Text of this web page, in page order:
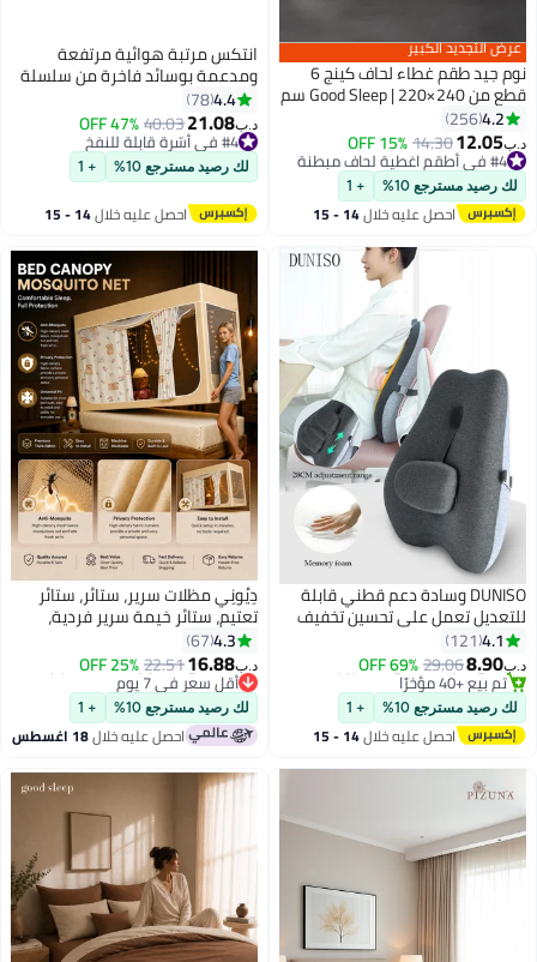
13
عرض التجديد الكبير
نوم جيد طقم غطاء لحاف كينج 6
قطع من Good Sleep | 220×240 سم
| رمادي مخطط | غطاء لحاف بسحاب
مع شرشف بمطاط و4 أكياس وسائد
| قماش فائق النعومة ومقاوم
للتجاعيد | صنع في دبي
4.2
256
د.ب‏12.05
14.30
15% OFF #4 في أطقم اغطية لحاف مبطنة
بتخلّص بسرعة
تم بيع +90 مؤخرًا
#4 في أطقم اغطية لحاف مبطنة
لك رصيد مسترجع 10% + 1
احصل عليه خلال 14 - 15
انتكس مرتبة هوائية مرتفعة
ومدعمة بوسائد فاخرة من سلسلة
سم combination متعدد الألوان
99x191x42سم
4.4
78
د.ب‏21.08
40.03
47% OFF
#4 في أسّرة قابلة للنفخ
#4 في أسّرة قابلة للنفخ
لك رصيد مسترجع 10% + 1
احصل عليه خلال 14 - 15
3
DUNISO وسادة دعم قطني قابلة
للتعديل تعمل على تحسين تخفيف
آلام أسفل الظهر ووضعية الجلوس،
وسادة خلفية مريحة من إسفنج
الذاكرة قابلة للتعديل للجلوس لفترة
طويلة لكرسي المكتب وطائرة
السيارة
4.1
121
د.ب‏8.90
29.06
69% OFF
باقي 1 وحدات في المخزون
تم بيع +40 مؤخرًا
باقي 1 وحدات في المخزون
لك رصيد مسترجع 10% + 1
احصل عليه خلال 14 - 15
دِيُونِي مظلات سرير، ستائر، ستائر
تعتيم، ستائر خيمة سرير فردية،
قماش تظليل للطلاب، مظلة سرير،
ناموسية، نوم الطلاب، حماية
الخصوصية
4.3
67
د.ب‏16.88
22.51
25% OFF
#20 في ستائر ومظلات السرير
أقل سعر في 7 يوم
#20 في ستائر ومظلات السرير
لك رصيد مسترجع 10% + 1
احصل عليه خلال18 اغسطس